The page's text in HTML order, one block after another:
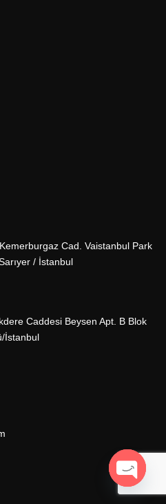
Cad. Vaistanbul Park
/ İstanbul
Caddesi Beysen Apt. B Blok
İstanbul
OPEN